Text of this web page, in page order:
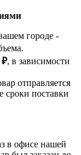
городе -
₽, в зависимости
отправляется
сроки поставки
в офисе нашей